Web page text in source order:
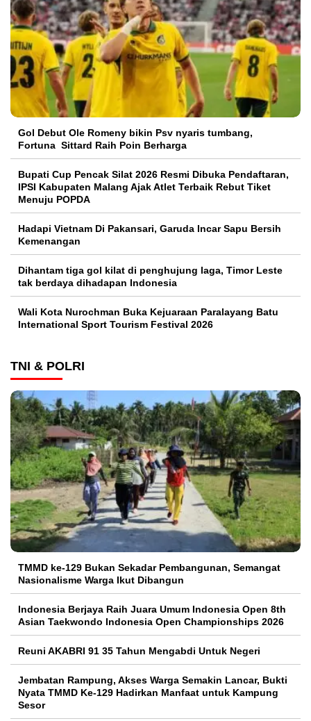
Gol Debut Ole Romeny bikin Psv nyaris tumbang,
Fortuna Sittard Raih Poin Berharga
Bupati Cup Pencak Silat 2026 Resmi Dibuka Pendaftaran,
IPSI Kabupaten Malang Ajak Atlet Terbaik Rebut Tiket
Menuju POPDA
Hadapi Vietnam Di Pakansari, Garuda Incar Sapu Bersih
Kemenangan
Dihantam tiga gol kilat di penghujung laga, Timor Leste
tak berdaya dihadapan Indonesia
Wali Kota Nurochman Buka Kejuaraan Paralayang Batu
International Sport Tourism Festival 2026
TNI & POLRI
TMMD ke-129 Bukan Sekadar Pembangunan, Semangat
Nasionalisme Warga Ikut Dibangun
Indonesia Berjaya Raih Juara Umum Indonesia Open 8th
Asian Taekwondo Indonesia Open Championships 2026
Reuni AKABRI 91 35 Tahun Mengabdi Untuk Negeri
Jembatan Rampung, Akses Warga Semakin Lancar, Bukti
Nyata TMMD Ke-129 Hadirkan Manfaat untuk Kampung
Sesor